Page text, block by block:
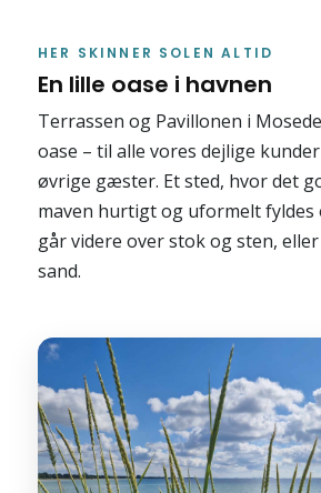
HER SKINNER SOLEN ALTID
En lille oase i havnen
Terrassen og Pavillonen i
oase – til alle vores dejlige
øvrige gæster. Et sted, hvor det
maven hurtigt og uformelt fyldes
går videre over stok og sten,
sand.